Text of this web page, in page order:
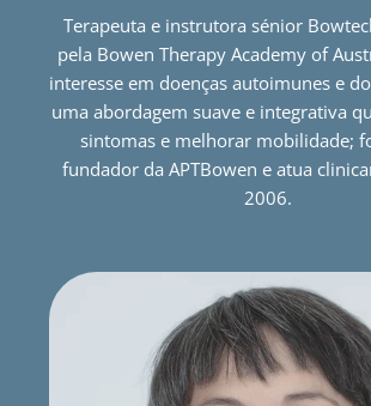
Terapeuta e instrutora sénior
pela Bowen Therapy Academy of
interesse em doenças autoimunes e
uma abordagem suave e integrativa
sintomas e melhorar mobilidade;
fundador da APTBowen e atua
2006.